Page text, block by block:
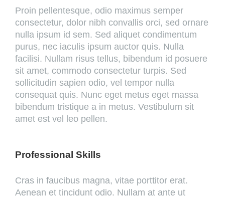
Proin pellentesque, odio maximus semper
consectetur, dolor nibh convallis orci, sed ornare
nulla ipsum id sem. Sed aliquet condimentum
purus, nec iaculis ipsum auctor quis. Nulla
facilisi. Nullam risus tellus, bibendum id posuere
sit amet, commodo consectetur turpis. Sed
sollicitudin sapien odio, vel tempor nulla
consequat quis. Nunc eget metus eget massa
bibendum tristique a in metus. Vestibulum sit
amet est vel leo pellen.
Professional Skills
Cras in faucibus magna, vitae porttitor erat.
Aenean et tincidunt odio. Nullam at ante ut